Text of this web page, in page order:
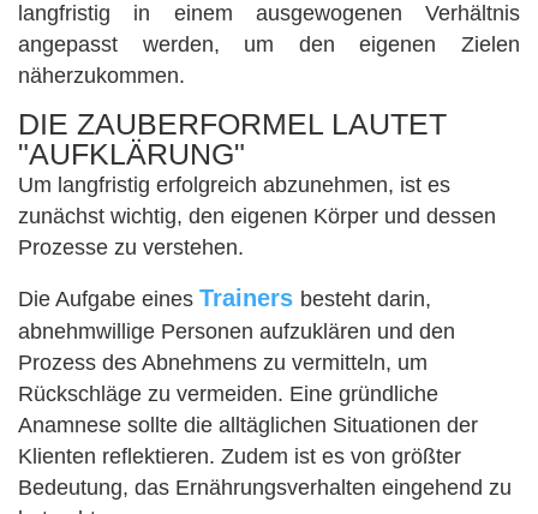
langfristig in einem ausgewogenen Verhältnis
angepasst werden, um den eigenen Zielen
näherzukommen.
DIE ZAUBERFORMEL LAUTET
"AUFKLÄRUNG"
Um langfristig erfolgreich abzunehmen, ist es
zunächst wichtig, den eigenen Körper und dessen
Prozesse zu verstehen.
Die Aufgabe eines Trainers besteht darin,
abnehmwillige Personen aufzuklären und den
Prozess des Abnehmens zu vermitteln, um
Rückschläge zu vermeiden. Eine gründliche
Anamnese sollte die alltäglichen Situationen der
Klienten reflektieren. Zudem ist es von größter
Bedeutung, das Ernährungsverhalten eingehend zu